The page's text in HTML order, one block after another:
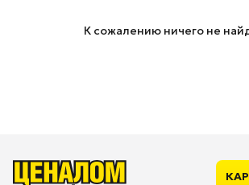
К сожалению ничего не